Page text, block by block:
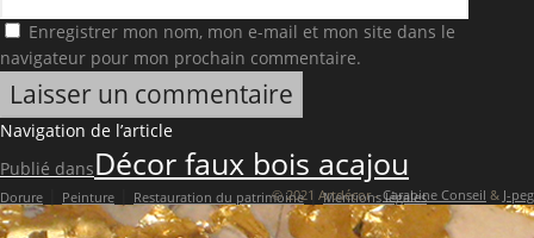
Enregistrer mon nom, mon e-mail et mon site dans le
navigateur pour mon prochain commentaire.
Navigation de l’article
Publié dansDécor faux bois acajou
Dorure Peinture Restauration du patrimoine|Mentions légales
© 2021 Artdécor -Carabine Conseil & J-peg